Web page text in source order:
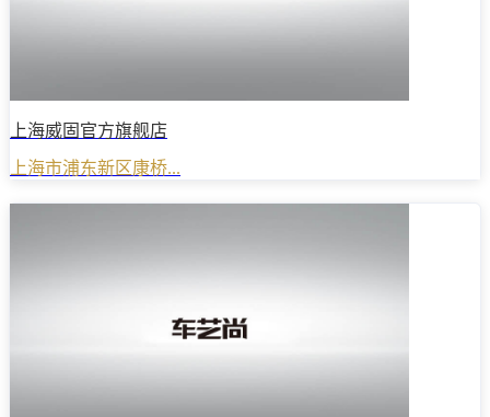
上海威固官方旗舰店
上海市浦东新区康桥...